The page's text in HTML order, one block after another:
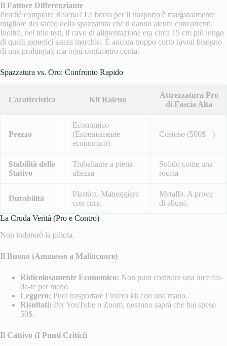
Il Fattore Differenziante
Perché comprare Raleno? La borsa per il trasporto è marginalmente
migliore del sacco della spazzatura che ti danno alcuni concorrenti.
Inoltre, nel mio test, il cavo di alimentazione era circa 15 cm più lungo
di quelli generici senza marchio. È ancora troppo corto (avrai bisogno
di una prolunga), ma ogni centimetro conta.
Spazzatura vs. Oro: Confronto Rapido
Caratteristica Kit Raleno
Attrezzatura Pro
di Fascia Alta
Prezzo
Economico
(Estremamente
economico)
Costoso (500$+ )
Stabilità dello
Stativo
Traballante a piena
altezza
Solido come una
roccia
Durabilità
Plastica. Maneggiare
con cura.
Metallo. A prova
di abuso.
La Cruda Verità (Pro e Contro)
Non indorerò la pillola.
Il Buono (Ammesso a Malincuore)
Ridicolosamente Economico: Non puoi costruire una luce fai-
da-te per meno.
Leggero: Puoi trasportare l’intero kit con una mano.
Risultati: Per YouTube o Zoom, nessuno saprà che hai speso
50$.
Il Cattivo (I Punti Critici)